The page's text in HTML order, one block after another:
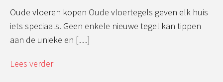
Oude vloeren kopen Oude vloertegels geven elk huis
iets speciaals. Geen enkele nieuwe tegel kan tippen
aan de unieke en […]
Lees verder